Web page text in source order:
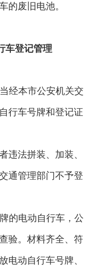
的废旧电池。
登记管理
经本市公安机关交
行车号牌和登记证
违法拼装、加装、
通管理部门不予登
的电动自行车，公
验。材料齐全、符
电动自行车号牌、